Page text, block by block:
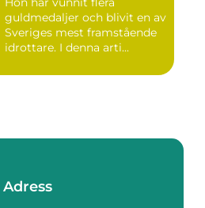
guldmedaljer och blivit en av
Sveriges mest framstående
idrottare. I denna arti...
Adress